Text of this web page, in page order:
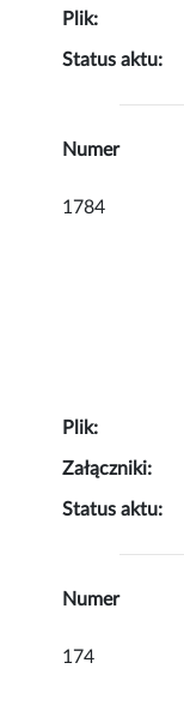
Plik:
Status aktu:
Numer
1784
Plik:
Załączniki:
Status aktu:
Numer
174